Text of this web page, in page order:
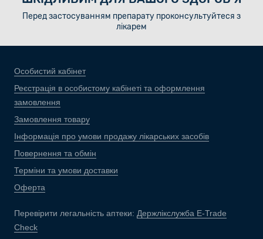
Перед застосуванням препарату проконсультуйтеся з
лікарем
Особистий кабінет
Реєстрація в особистому кабінеті та оформлення
замовлення
Замовлення товару
Інформація про умови продажу лікарських засобів
Повернення та обмін
Терміни та умови доставки
Оферта
Перевірити легальність аптеки: Держлікслужба E-Trade
Check